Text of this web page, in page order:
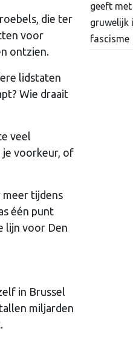
die ter
voor
ontzien.
lidstaten
Wie draait
veel
je voorkeur, of
meer tijdens
één punt
lijn voor Den
in Brussel
miljarden
geeft
gruwelijk
fascisme